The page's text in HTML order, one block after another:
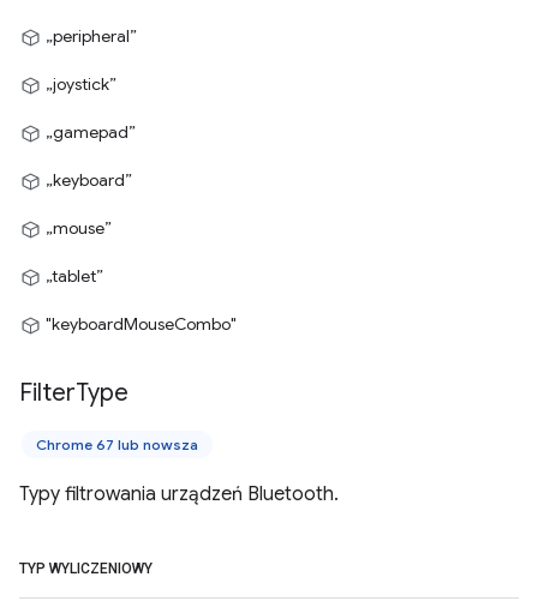
„peripheral”
„joystick”
„gamepad”
„keyboard”
„mouse”
„tablet”
"keyboardMouseCombo"
FilterType
Chrome 67 lub nowsza
Typy filtrowania urządzeń Bluetooth.
TYP WYLICZENIOWY